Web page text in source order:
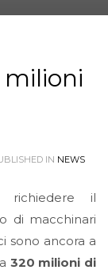
milioni
IN NEWS
il
di macchinari
sono ancora a
320 milioni di